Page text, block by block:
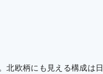
北欧柄にも見える構成は日